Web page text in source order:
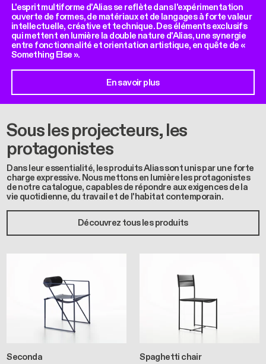
L'esprit multiforme d'Alias se reflète dans l'expérimentation
ouverte de formes, de matériaux et de langages à forte valeur
intellectuelle, créative et technique. Des éléments exclusifs
qui mettent en lumière la double nature d'Alias, une synergie
entre fonctionnalité et orientation artistique, en quête de «
Something Else ».
En savoir plus
Sous les projecteurs, les
protagonistes
Dans leur essentialité, les produits Alias sont unis par une forte
charge expressive. Nous mettons en lumière les protagonistes
de notre catalogue, capables de répondre aux exigences de la
vie quotidienne, du travail et de l'habitat contemporain.
Découvrez tous les produits
Seconda Spaghetti chair